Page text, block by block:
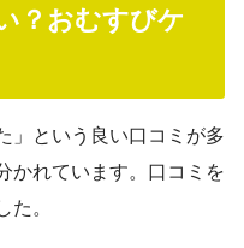
？おむすびケ
」という良い口コミが多
かれています。口コミを
た。